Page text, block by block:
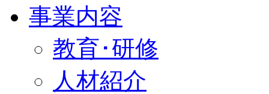
事業内容
教育･研修
人材紹介